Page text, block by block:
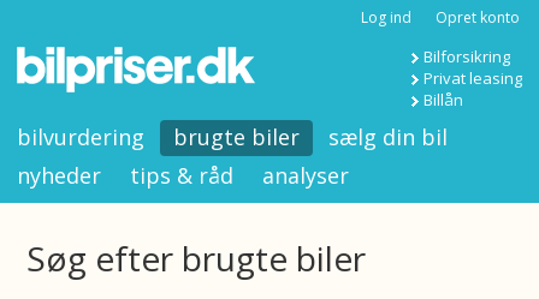
Log ind Opret konto
Bilforsikring
Privat leasing
Billån
bilvurdering brugte biler
sælg din bil
nyheder
tips & råd analyser
Søg efter brugte biler